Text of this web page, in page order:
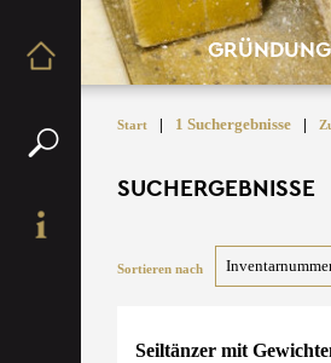
Start | 1 Suchergebnisse |
SUCHERGEBNISSE
Sortieren nach
Seiltänzer mit